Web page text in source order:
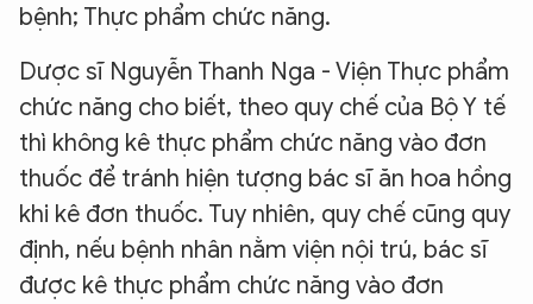
bệnh; Thực phẩm chức năng.
Dược sĩ Nguyễn Thanh Nga - Viện Thực phẩm
chức năng cho biết, theo quy chế của Bộ Y tế
thì không kê thực phẩm chức năng vào đơn
thuốc để tránh hiện tượng bác sĩ ăn hoa hồng
khi kê đơn thuốc. Tuy nhiên, quy chế cũng quy
định, nếu bệnh nhân nằm viện nội trú, bác sĩ
được kê thực phẩm chức năng vào đơn